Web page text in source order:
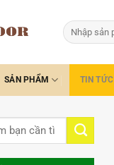
Tìm
kiếm:
SẢN PHẨM TIN TỨC